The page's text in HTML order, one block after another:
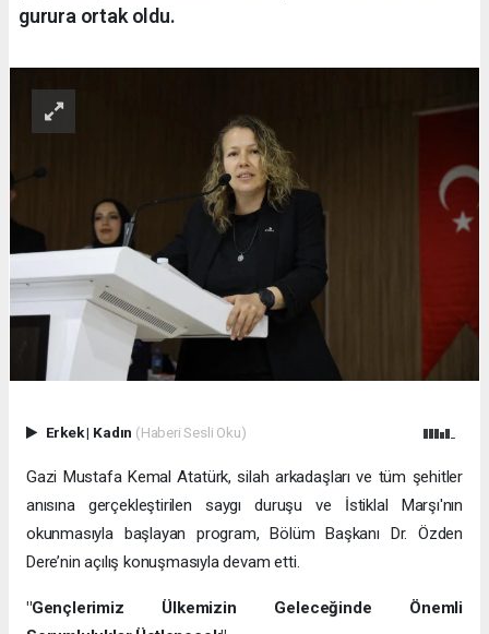
gurura ortak oldu.
Erkek| Kadın (Haberi Sesli Oku)
Gazi Mustafa Kemal Atatürk, silah arkadaşları ve tüm şehitler
anısına gerçekleştirilen saygı duruşu ve İstiklal Marşı'nın
okunmasıyla başlayan program, Bölüm Başkanı Dr. Özden
Dere’nin açılış konuşmasıyla devam etti.
"Gençlerimiz Ülkemizin Geleceğinde Önemli